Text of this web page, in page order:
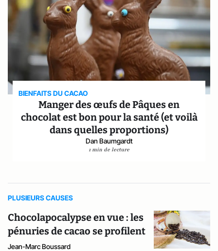
BIENFAITS DU CACAO
Manger des œufs de Pâques en
chocolat est bon pour la santé (et voilà
dans quelles proportions)
Dan Baumgardt
1 min de lecture
PLUSIEURS CAUSES
Chocolapocalypse en vue : les
pénuries de cacao se profilent
Jean-Marc Boussard